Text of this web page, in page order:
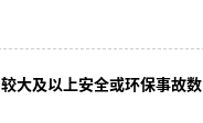
较大及以上安全或环保事故数